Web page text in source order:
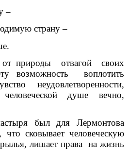
–
страну –
природы отвагой своих
возможность воплотить
неудовлетворенности,
душе вечно,
был для Лермонтова
что сковывает человеческую
лишает права на жизнь